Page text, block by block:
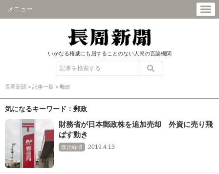
メニュー
いかなる権威にも屈することのない人民の言論機関
長周新聞 > 記事一覧 > 郵政
気になるキーワード：郵政
財務省が日本郵政株を追加売却 外資に売り飛
ばす動き
政治経済 2019.4.13